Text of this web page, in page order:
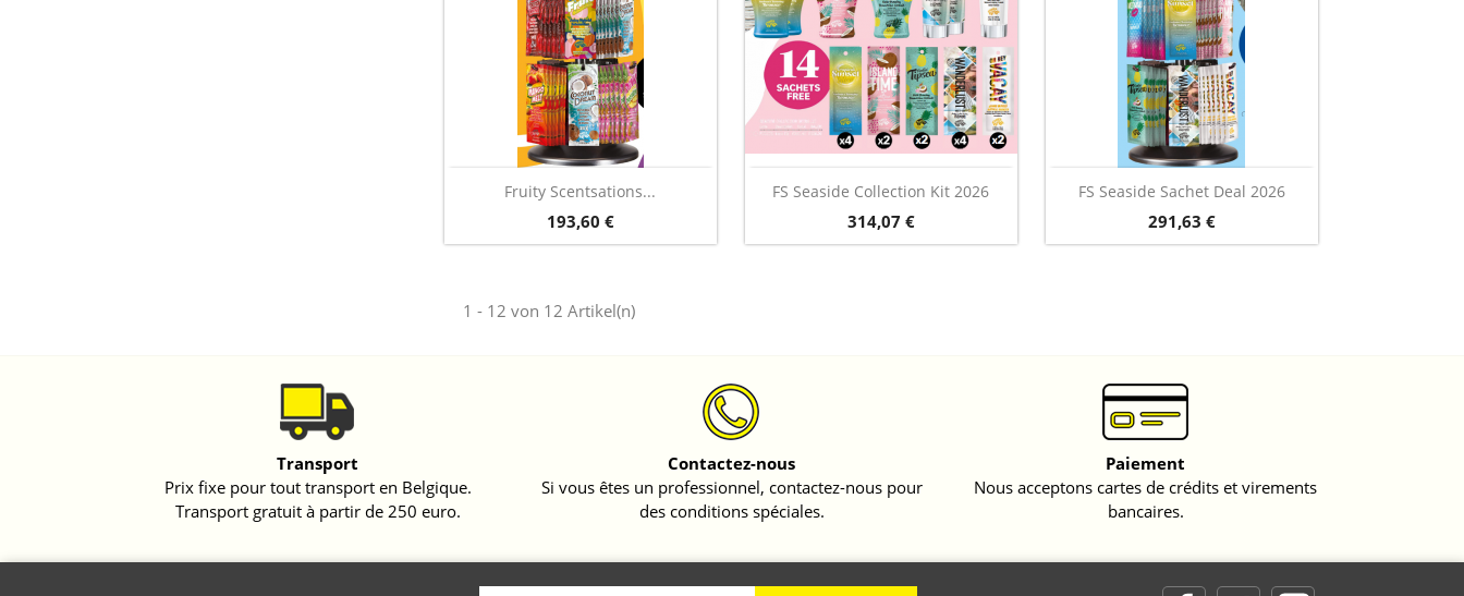
Fruity Scentsations...
Preis
193,60 €
Vorschau FS Seaside Collection Kit 2026
Preis
314,07 €
 Vorschau FS Seaside Sachet Deal 2026
Preis
291,63 €
Vorschau
1 - 12 von 12 Artikel(n)
Transport
Prix fixe pour tout transport en Belgique.
Transport gratuit à partir de 250 euro.
Contactez-nous
Si vous êtes un professionnel, contactez-nous pour
des conditions spéciales.
Paiement
Nous acceptons cartes de crédits et virements
bancaires.